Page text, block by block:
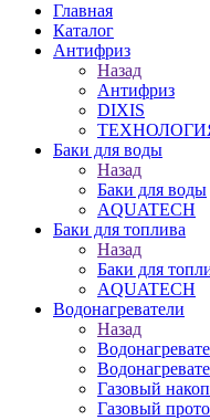
Главная
Каталог
Антифриз
Назад
Антифриз
DIXIS
Баки для воды
Назад
Баки для воды
AQUATECH
Баки для топлива
Назад
Баки для
AQUATECH
Водонагреватели
Назад
Газовый
Газовый